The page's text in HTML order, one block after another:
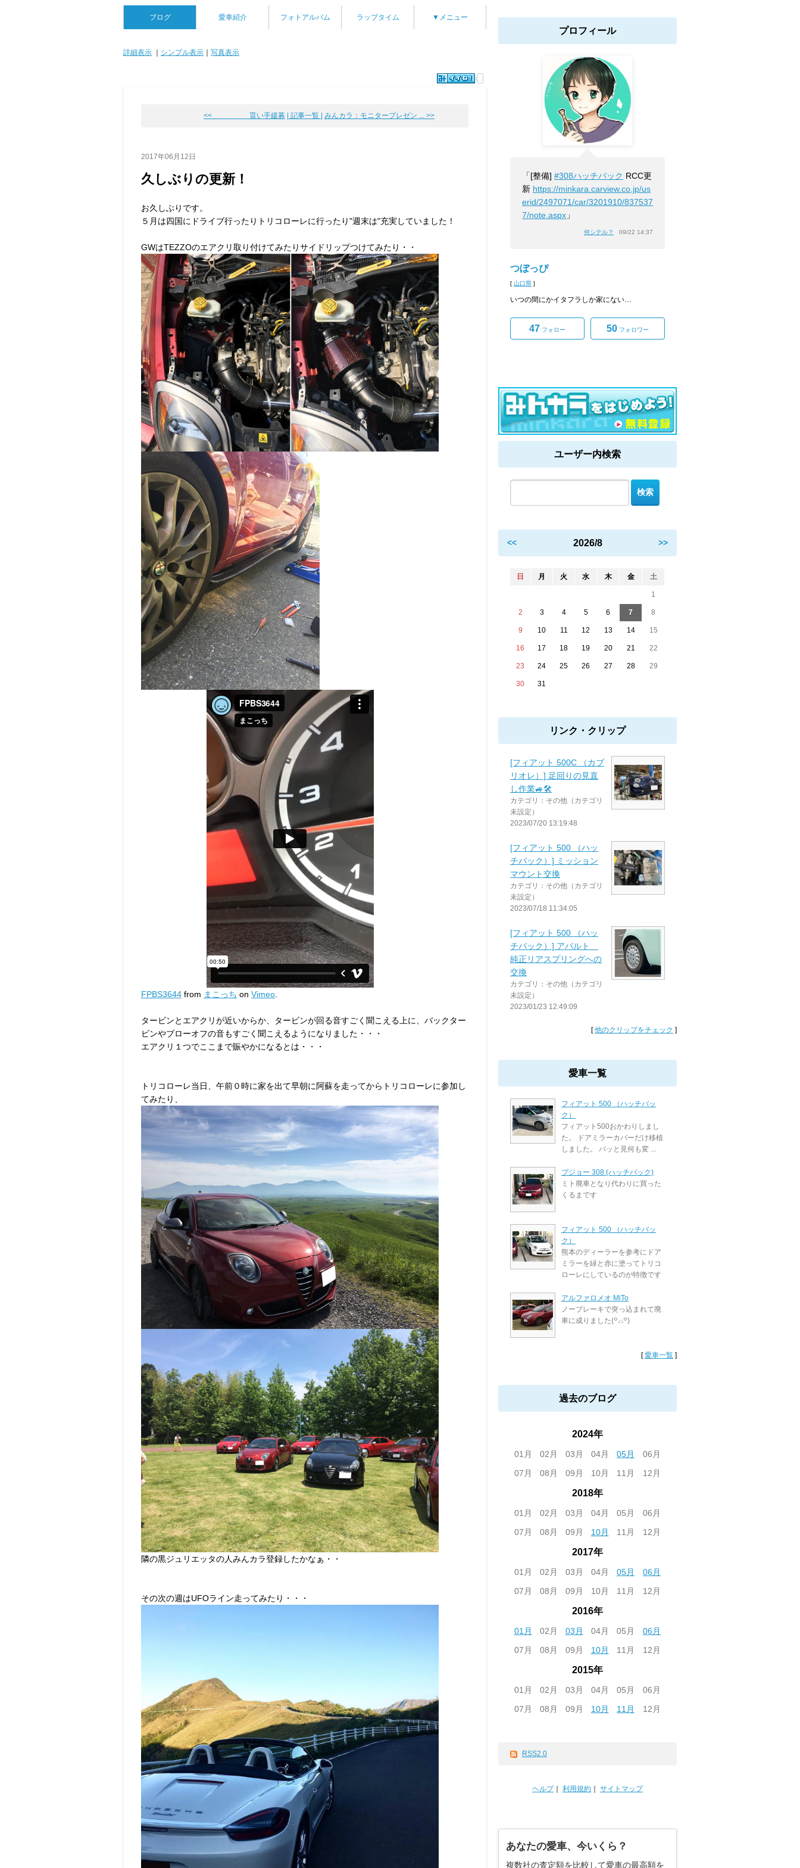
ブログ 愛車紹介 フォトアルバム ラップタイム ▼メニュー
詳細表示 シンプル表示 写真表示
<< 貰い手緩募 | 記事一覧 | みんカラ：モニタープレゼン ... >>
2017年06月12日
久しぶりの更新！
お久しぶりです。
５月は四国にドライブ行ったりトリコローレに行ったり"週末は"充実していました！
GWはTEZZOのエアクリ取り付けてみたりサイドリップつけてみたり・・
FPBS3644 from まこっち on Vimeo.
タービンとエアクリが近いからか、タービンが回る音すごく聞こえる上に、バックター
ビンやブローオフの音もすごく聞こえるようになりました・・・
エアクリ１つでここまで賑やかになるとは・・・
トリコローレ当日、午前０時に家を出て早朝に阿蘇を走ってからトリコローレに参加し
てみたり、
隣の黒ジュリエッタの人みんカラ登録したかなぁ・・
その次の週はUFOライン走ってみたり・・・
プロフィール
「[整備] #308ハッチバック RCC更
新 https://minkara.carview.co.jp/us
erid/2497071/car/3201910/837537
7/note.aspx 」
何シテル？ 09/22 14:37
つぼっぴ
[ 山口県 ]
いつの間にかイタフラしか家にない…
47 フォロー 50 フォロワー
ユーザー内検索
<< 2026/8 >>
日 月 火 水 木 金 土
1
2 3 4 5 6 7 8
9 10 11 12 13 14 15
16 17 18 19 20 21 22
23 24 25 26 27 28 29
30 31
リンク・クリップ
[フィアット 500C （カブ
リオレ）] 足回りの見直
し作業🚙🛠
カテゴリ：その他（カテゴリ
未設定）
2023/07/20 13:19:48
[フィアット 500 （ハッ
チバック）] ミッション
マウント交換
カテゴリ：その他（カテゴリ
未設定）
2023/07/18 11:34:05
[フィアット 500 （ハッ
チバック）] アバルト
純正リアスプリングへの
交換
カテゴリ：その他（カテゴリ
未設定）
2023/01/23 12:49:09
[他のクリップをチェック ]
愛車一覧
フィアット 500 （ハッチバッ
ク）
フィアット500おかわりしまし
た。 ドアミラーカバーだけ移植
しました。 パッと見何も変 ...
プジョー 308 (ハッチバック)
ミト廃車となり代わりに買った
くるまです
フィアット 500 （ハッチバッ
ク）
熊本のディーラーを参考にドア
ミラーを緑と赤に塗ってトリコ
ローレにしているのが特徴です
アルファロメオ MiTo
ノーブレーキで突っ込まれて廃
車に成りました(꒪⌓꒪)
[愛車一覧 ]
過去のブログ
2024年
01月 02月 03月 04月 05月
06月
07月
08月 09月 10月 11月 12月
2018年
01月 02月 03月 04月 05月
06月
07月
08月 09月 10月 11月 12月
2017年
01月 02月 03月 04月 05月
06月
07月
08月 09月 10月 11月 12月
2016年
01月 02月 03月 04月 05月
06月
07月
08月 09月 10月 11月 12月
2015年
01月 02月 03月 04月 05月
06月
07月
08月 09月 10月 11月 12月
RSS2.0
ヘルプ｜ 利用規約 サイトマップ
あなたの愛車、今いくら？
複数社の査定額を比較して愛車の最高額を